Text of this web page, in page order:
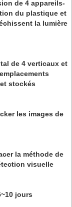
de 4 appareils-
du plastique et
la lumière
de 4 verticaux et
stockés
les images de
la méthode de
visuelle
jours